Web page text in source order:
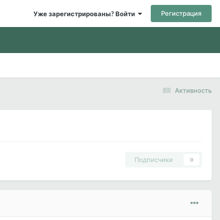
Уже зарегистрированы? Войти Регистрация
Активность
Подписчики 0